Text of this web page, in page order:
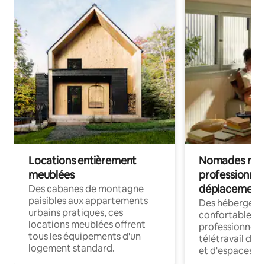
Locations entièrement
meublées
Des cabanes de montagne
paisibles aux appartements
urbains pratiques, ces
locations meublées offrent
tous les équipements d'un
logement standard.
Nomades
déplacement
Des
confortables
professionnels
télétravail
et d'espaces